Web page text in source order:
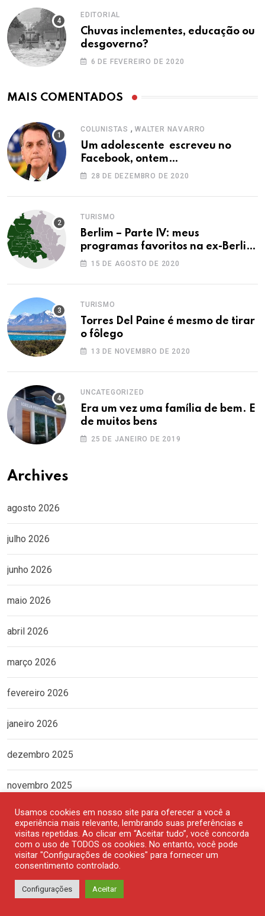
EDITORIAL
Chuvas inclementes, educação ou
desgoverno?
6 DE FEVEREIRO DE 2020
MAIS COMENTADOS
COLUNISTAS , WALTER NAVARRO
Um adolescente escreveu no
Facebook, ontem…
28 DE DEZEMBRO DE 2020
TURISMO
Berlim – Parte IV: meus
programas favoritos na ex-Berlim
Ocidental
15 DE AGOSTO DE 2020
TURISMO
Torres Del Paine é mesmo de tirar
o fôlego
13 DE NOVEMBRO DE 2020
UNCATEGORIZED
Era um vez uma família de bem. E
de muitos bens
25 DE JANEIRO DE 2019
Archives
agosto 2026
julho 2026
junho 2026
maio 2026
abril 2026
março 2026
fevereiro 2026
janeiro 2026
dezembro 2025
novembro 2025
outubro 2025
setembro 2025
agosto 2025
Usamos cookies em nosso site para oferecer a você a
experiência mais relevante, lembrando suas preferências e
visitas repetidas. Ao clicar em “Aceitar tudo”, você concorda
com o uso de TODOS os cookies. No entanto, você pode
visitar "Configurações de cookies" para fornecer um
consentimento controlado.
Configurações Aceitar